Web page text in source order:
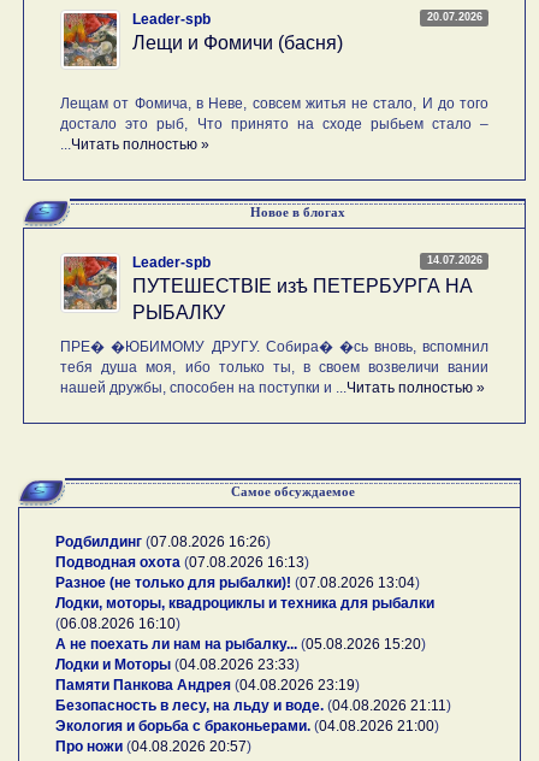
20.07.2026
Leader-spb
Лещи и Фомичи (басня)
Лещам от Фомича, в Неве, совсем житья не стало, И до того
достало это рыб, Что принято на сходе рыбьем стало –
...Читать полностью »
Новое в блогах
14.07.2026
Leader-spb
ПУТЕШЕСТВIE изѣ ПЕТЕРБУРГА НА
РЫБАЛКУ
ПРЕ� �ЮБИМОМУ ДРУГУ. Собира� �сь вновь, вспомнил
тебя душа моя, ибо только ты, в своем возвеличи вании
нашей дружбы, способен на поступки и ...Читать полностью »
Самое обсуждаемое
Родбилдинг (07.08.2026 16:26)
Подводная охота (07.08.2026 16:13)
Разное (не только для рыбалки)! (07.08.2026 13:04)
Лодки, моторы, квадроциклы и техника для рыбалки
(06.08.2026 16:10)
А не поехать ли нам на рыбалку... (05.08.2026 15:20)
Лодки и Моторы (04.08.2026 23:33)
Памяти Панкова Андрея (04.08.2026 23:19)
Безопасность в лесу, на льду и воде. (04.08.2026 21:11)
Экология и борьба с браконьерами. (04.08.2026 21:00)
Про ножи (04.08.2026 20:57)